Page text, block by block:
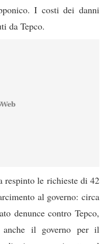
I costi dei danni
da Tepco.
respinto le richieste di 42
al governo: circa
denunce contro Tepco,
anche il governo per il